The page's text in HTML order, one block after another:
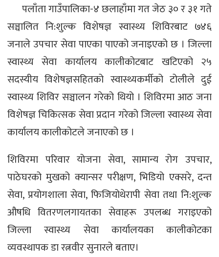
पलाँता गाउँपालिका-४ छलाहाँमा गत जेठ ३० र ३१ गते
सञ्चालित नि:शुल्क विशेषज्ञ स्वास्थ्य शिविरबाट ७४६
जनाले उपचार सेवा पाएका पाएको जनाइएको छ । जिल्ला
स्वास्थ्य सेवा कार्यालय कालीकोटबाट खटिएको २५
सदस्यीय विशेषज्ञसहितको स्वास्थ्यकर्मीको टोलीले दुई
स्वास्थ्य शिविर सञ्चालन गरेको थियो । शिविरमा आठ जना
विशेषज्ञ चिकित्सक सेवा प्रदान गरेको जिल्ला स्वास्थ्य सेवा
कार्यालय कालीकोटले जनाएको छ ।
शिविरमा परिवार योजना सेवा, सामान्य रोग उपचार,
पाठेघरको मुखको क्यान्सर परीक्षण, भिडियो एक्सरे, दन्त
सेवा, प्रयोगशाला सेवा, फिजियोथेरापी सेवा तथा नि:शुल्क
औषधि वितरणलगायतका सेवाहरू उपलब्ध गराइएको
जिल्ला स्वास्थ्य सेवा कार्यालयका कालीकोटका
व्यवस्थापक डा रत्नवीर सुनारले बताए।